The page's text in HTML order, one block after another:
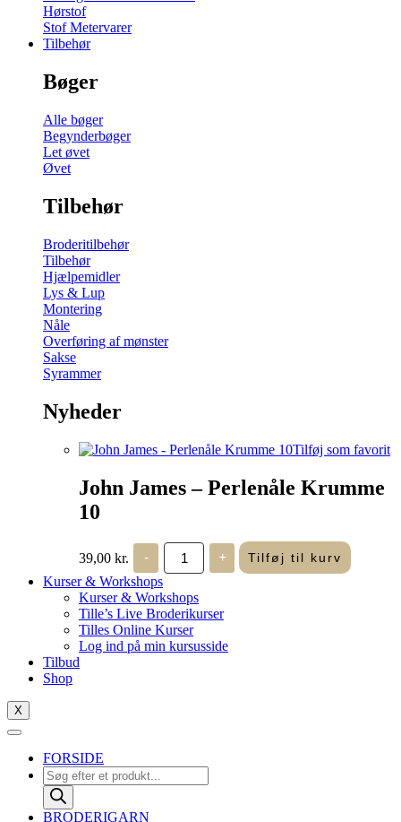
Hørstof
Stof Metervarer
Tilbehør
Bøger
Alle bøger
Begynderbøger
Let øvet
Øvet
Tilbehør
Broderitilbehør
Tilbehør
Hjælpemidler
Lys & Lup
Montering
Nåle
Overføring af mønster
Sakse
Syrammer
Nyheder
Tilføj som favorit
John James – Perlenåle Krumme
10
39,00 kr. -
John
James
-
Perlenåle
Krumme
10
antal
+ Tilføj til kurv
Kurser & Workshops
Kurser & Workshops
Tille’s Live Broderikurser
Tilles Online Kurser
Log ind på min kursusside
Tilbud
Shop
X
FORSIDE
Products
search
BRODERIGARN